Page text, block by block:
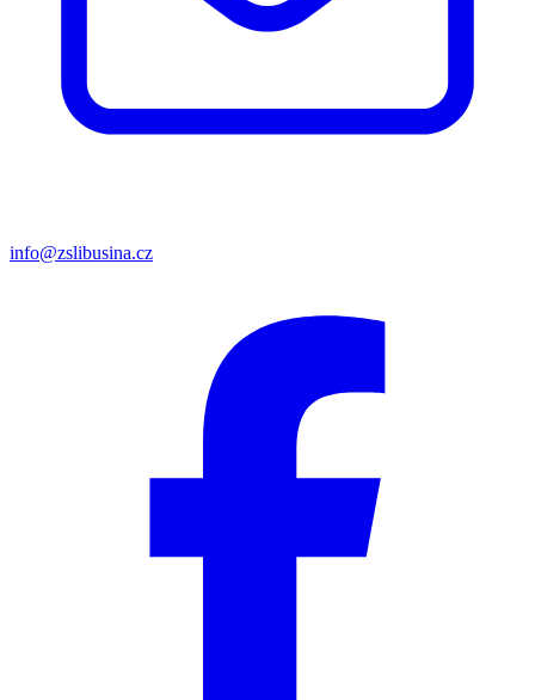
info@zslibusina.cz